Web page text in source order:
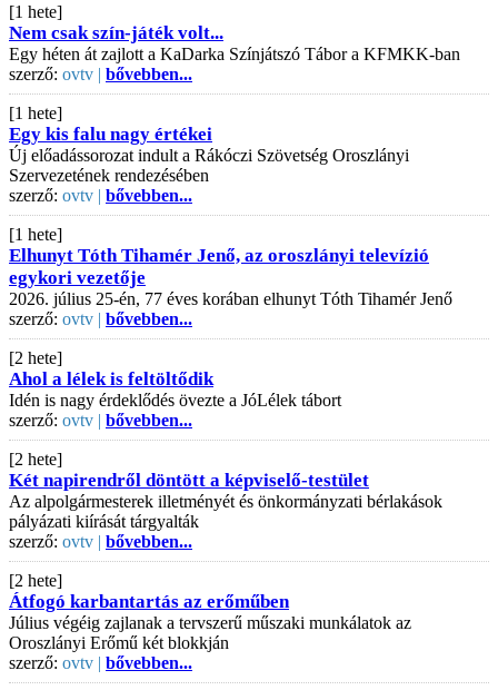
[1 hete]
Nem csak szín-játék volt...
Egy héten át zajlott a KaDarka Színjátszó Tábor a KFMKK-ban
szerző: ovtv | bővebben...
[1 hete]
Egy kis falu nagy értékei
Új előadássorozat indult a Rákóczi Szövetség Oroszlányi
Szervezetének rendezésében
szerző: ovtv | bővebben...
[1 hete]
Elhunyt Tóth Tihamér Jenő, az oroszlányi televízió
egykori vezetője
2026. július 25-én, 77 éves korában elhunyt Tóth Tihamér Jenő
szerző: ovtv | bővebben...
[2 hete]
Ahol a lélek is feltöltődik
Idén is nagy érdeklődés övezte a JóLélek tábort
szerző: ovtv | bővebben...
[2 hete]
Két napirendről döntött a képviselő-testület
Az alpolgármesterek illetményét és önkormányzati bérlakások
pályázati kiírását tárgyalták
szerző: ovtv | bővebben...
[2 hete]
Átfogó karbantartás az erőműben
Július végéig zajlanak a tervszerű műszaki munkálatok az
Oroszlányi Erőmű két blokkján
szerző: ovtv | bővebben...